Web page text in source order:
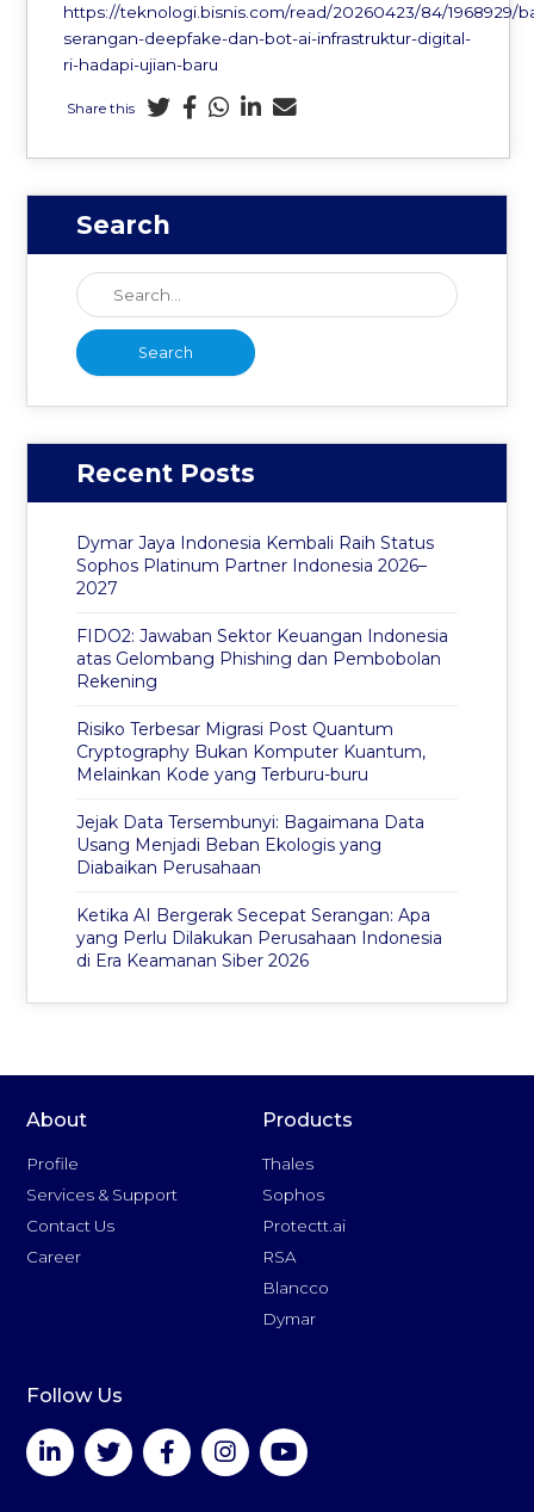
https://teknologi.bisnis.com/read/20260423/84/1968929/
serangan-deepfake-dan-bot-ai-infrastruktur-digital-
ri-hadapi-ujian-baru
Share this
Search
Recent Posts
Dymar Jaya Indonesia Kembali Raih Status
Sophos Platinum Partner Indonesia 2026–
2027
FIDO2: Jawaban Sektor Keuangan Indonesia
atas Gelombang Phishing dan Pembobolan
Rekening
Risiko Terbesar Migrasi Post Quantum
Cryptography Bukan Komputer Kuantum,
Melainkan Kode yang Terburu-buru
Jejak Data Tersembunyi: Bagaimana Data
Usang Menjadi Beban Ekologis yang
Diabaikan Perusahaan
Ketika AI Bergerak Secepat Serangan: Apa
yang Perlu Dilakukan Perusahaan Indonesia
di Era Keamanan Siber 2026
About
Profile
Services & Support
Contact Us
Career
Products
Thales
Sophos
Protectt.ai
RSA
Blancco
Dymar
Follow Us